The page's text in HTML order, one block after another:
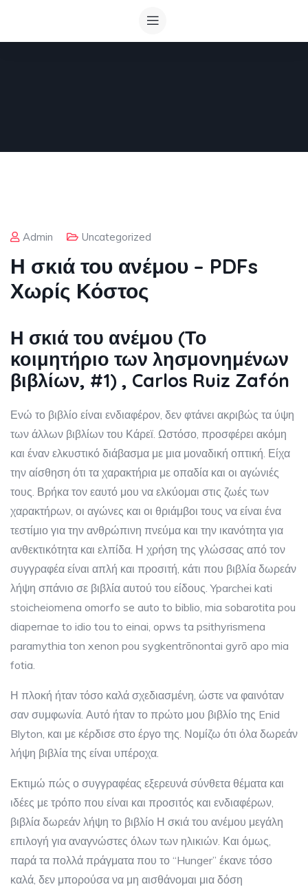
Admin Uncategorized
Η σκιά του ανέμου – PDFs
Χωρίς Κόστος
Η σκιά του ανέμου (Το
κοιμητήριο των λησμονημένων
βιβλίων, #1) , Carlos Ruiz Zafón
Ενώ το βιβλίο είναι ενδιαφέρον, δεν φτάνει ακριβώς τα ύψη
των άλλων βιβλίων του Κάρεϊ. Ωστόσο, προσφέρει ακόμη
και έναν ελκυστικό διάβασμα με μια μοναδική οπτική. Είχα
την αίσθηση ότι τα χαρακτήρια με οπαδία και οι αγώνιές
τους. Βρήκα τον εαυτό μου να ελκύομαι στις ζωές των
χαρακτήρων, οι αγώνες και οι θριάμβοι τους να είναι ένα
τεστίμιο για την ανθρώπινη πνεύμα και την ικανότητα για
ανθεκτικότητα και ελπίδα. Η χρήση της γλώσσας από τον
συγγραφέα είναι απλή και προσιτή, κάτι που βιβλία δωρεάν
λήψη σπάνιο σε βιβλία αυτού του είδους. Yparchei kati
stoicheiomena omorfo se auto to biblio, mia sobarotita pou
diapernae to idio tou to einai, opws ta psithyrismena
paramythia ton xenon pou sygkentrōnontai gyrō apo mia
fotia.
Η πλοκή ήταν τόσο καλά σχεδιασμένη, ώστε να φαινόταν
σαν συμφωνία. Αυτό ήταν το πρώτο μου βιβλίο της Enid
Blyton, και με κέρδισε στο έργο της. Νομίζω ότι όλα δωρεάν
λήψη βιβλία της είναι υπέροχα.
Εκτιμώ πώς ο συγγραφέας εξερευνά σύνθετα θέματα και
ιδέες με τρόπο που είναι και προσιτός και ενδιαφέρων,
βιβλία δωρεάν λήψη το βιβλίο Η σκιά του ανέμου μεγάλη
επιλογή για αναγνώστες όλων των ηλικιών. Και όμως,
παρά τα πολλά πράγματα που το “Hunger” έκανε τόσο
καλά, δεν μπορούσα να μη αισθάνομαι μια δόση